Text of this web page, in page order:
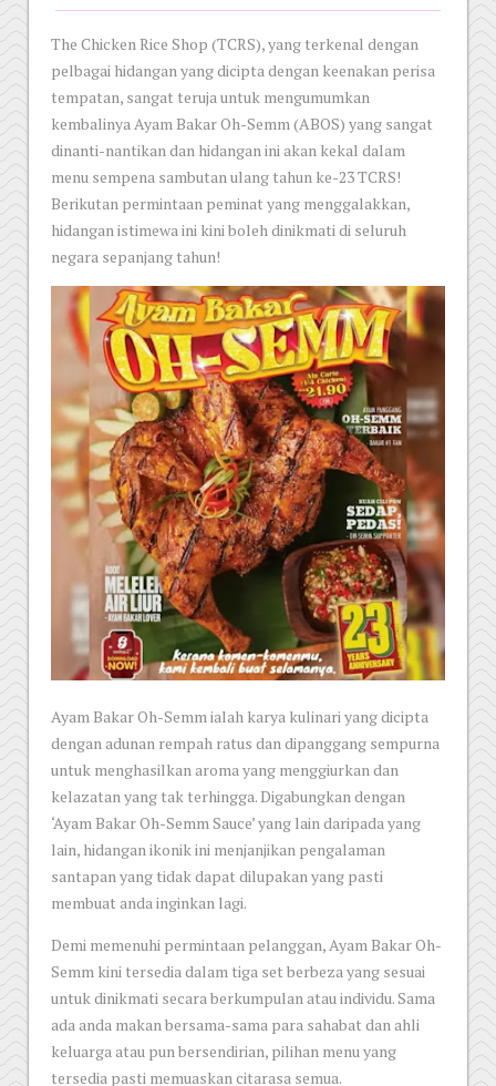
The Chicken Rice Shop (TCRS), yang terkenal dengan
pelbagai hidangan yang dicipta dengan keenakan perisa
tempatan, sangat teruja untuk mengumumkan
kembalinya Ayam Bakar Oh-Semm (ABOS) yang sangat
dinanti-nantikan dan hidangan ini akan kekal dalam
menu sempena sambutan ulang tahun ke-23 TCRS!
Berikutan permintaan peminat yang menggalakkan,
hidangan istimewa ini kini boleh dinikmati di seluruh
negara sepanjang tahun!
Ayam Bakar Oh-Semm ialah karya kulinari yang dicipta
dengan adunan rempah ratus dan dipanggang sempurna
untuk menghasilkan aroma yang menggiurkan dan
kelazatan yang tak terhingga. Digabungkan dengan
‘Ayam Bakar Oh-Semm Sauce’ yang lain daripada yang
lain, hidangan ikonik ini menjanjikan pengalaman
santapan yang tidak dapat dilupakan yang pasti
membuat anda inginkan lagi.
Demi memenuhi permintaan pelanggan, Ayam Bakar Oh-
Semm kini tersedia dalam tiga set berbeza yang sesuai
untuk dinikmati secara berkumpulan atau individu. Sama
ada anda makan bersama-sama para sahabat dan ahli
keluarga atau pun bersendirian, pilihan menu yang
tersedia pasti memuaskan citarasa semua.